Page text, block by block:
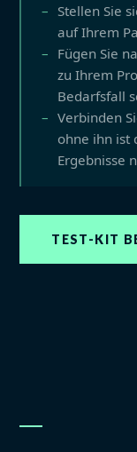
Stellen Sie
auf Ihrem
Fügen Sie
zu Ihrem
Bedarfsfall
Verbinden
ohne ihn ist
Ergebnisse
TEST-KIT